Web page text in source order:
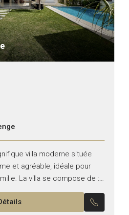
villa moderne située
et agréable, idéale pour
La villa se compose de :
dont une suite